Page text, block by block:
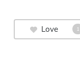
Love 1